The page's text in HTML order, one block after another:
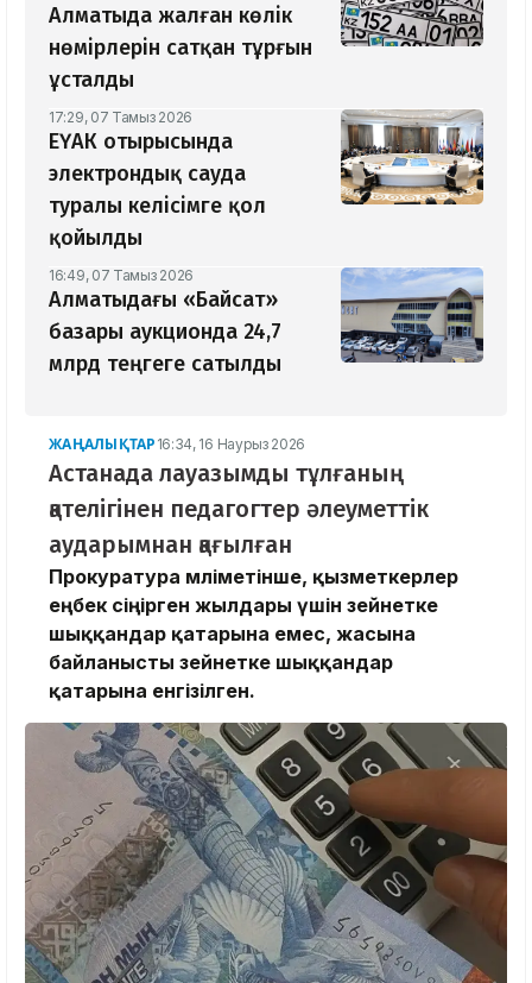
Алматыда жалған көлік
нөмірлерін сатқан тұрғын
ұсталды
17:29, 07 Тамыз 2026
ЕҮАК отырысында
электрондық сауда
туралы келісімге қол
қойылды
16:49, 07 Тамыз 2026
Алматыдағы «Байсат»
базары аукционда 24,7
млрд теңгеге сатылды
ЖАҢАЛЫҚТАР 16:34, 16 Наурыз 2026
Астанада лауазымды тұлғаның
қателігінен педагогтер әлеуметтік
аударымнан қағылған
Прокуратура мәліметінше, қызметкерлер
еңбек сіңірген жылдары үшін зейнетке
шыққандар қатарына емес, жасына
байланысты зейнетке шыққандар
қатарына енгізілген.